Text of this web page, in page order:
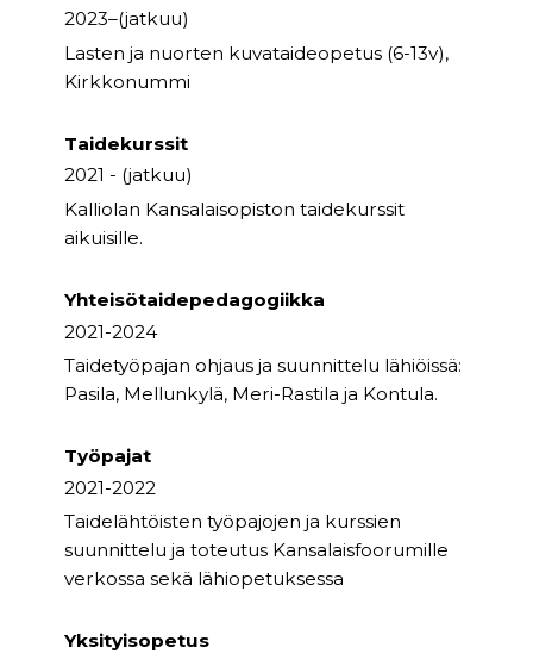
2023–(jatkuu)
Lasten ja nuorten kuvataideopetus (6-13v),
Kirkkonummi
Taidekurssit
2021 - (jatkuu)
Kalliolan Kansalaisopiston taidekurssit
aikuisille.
Yhteisötaidepedagogiikka
2021-2024
Taidetyöpajan ohjaus ja suunnittelu lähiöissä:
Pasila, Mellunkylä, Meri-Rastila ja Kontula.
Työpajat
2021-2022
Taidelähtöisten työpajojen ja kurssien
suunnittelu ja toteutus Kansalaisfoorumille
verkossa sekä lähiopetuksessa
Yksityisopetus